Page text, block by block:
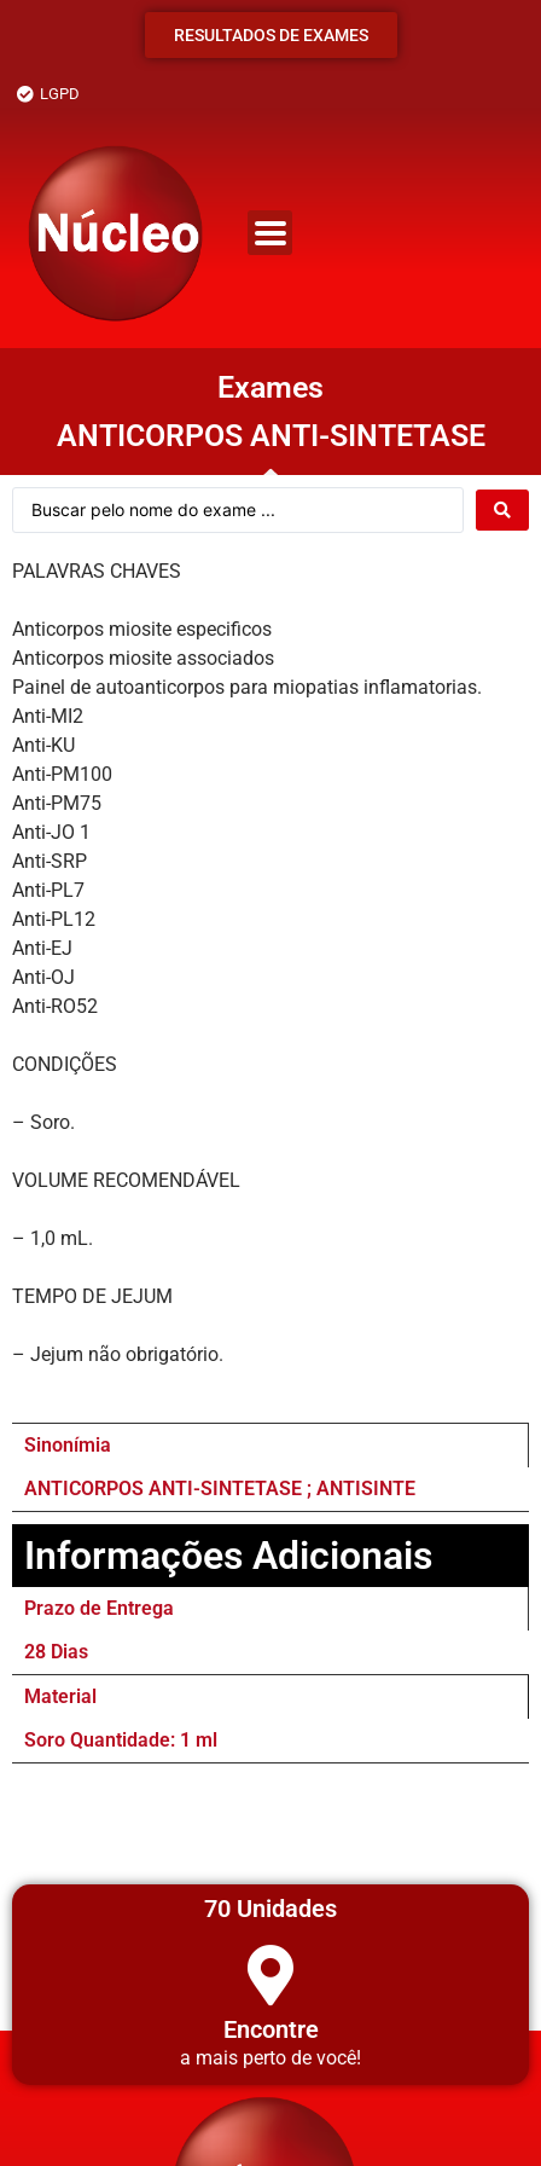
RESULTADOS DE EXAMES
LGPD
Exames
ANTICORPOS ANTI-SINTETASE
PALAVRAS CHAVES
Anticorpos miosite especificos
Anticorpos miosite associados
Painel de autoanticorpos para miopatias inflamatorias.
Anti-MI2
Anti-KU
Anti-PM100
Anti-PM75
Anti-JO 1
Anti-SRP
Anti-PL7
Anti-PL12
Anti-EJ
Anti-OJ
Anti-RO52
CONDIÇÕES
– Soro.
VOLUME RECOMENDÁVEL
– 1,0 mL.
TEMPO DE JEJUM
– Jejum não obrigatório.
Sinonímia
ANTICORPOS ANTI-SINTETASE ; ANTISINTE
Informações Adicionais
Prazo de Entrega
28 Dias
Material
Soro Quantidade: 1 ml
70 Unidades
Encontre
a mais perto de você!